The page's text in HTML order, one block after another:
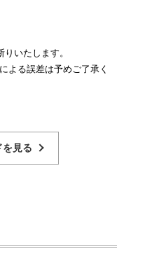
いたします。
よる誤差は予めご了承く
を見る